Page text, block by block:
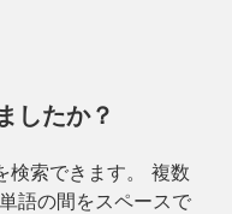
したか？
検索できます。 複数
語の間をスペースで